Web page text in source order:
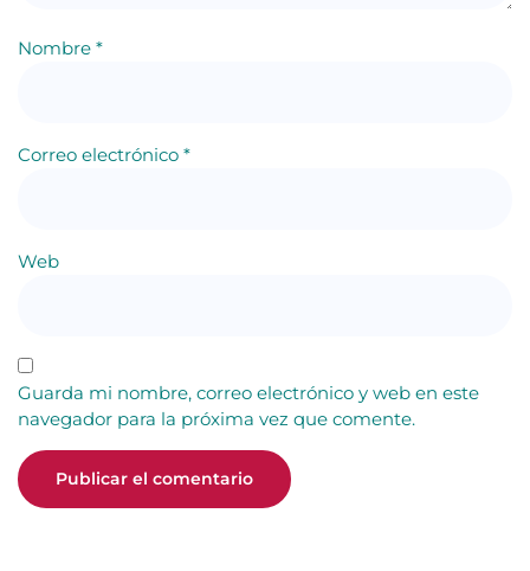
Nombre *
Correo electrónico *
Web
Guarda mi nombre, correo electrónico y web en este
navegador para la próxima vez que comente.